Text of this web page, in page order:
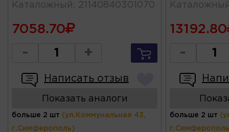
Каталожный : 21140840301070
7058.70
- +
Написать отзыв
Показать аналоги
больше 2 шт (ул.Коммунальная 43,
г.Симферополь)
13192.80
-
больше 2 шт